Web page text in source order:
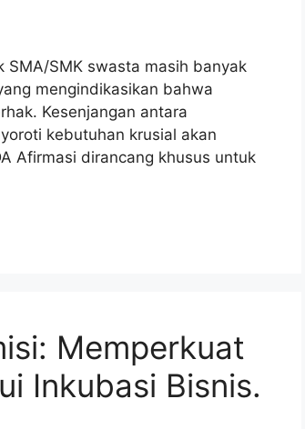
SMA/SMK swasta masih banyak
mengindikasikan bahwa
Kesenjangan antara
kebutuhan krusial akan
Afirmasi dirancang khusus untuk
Memperkuat
Inkubasi Bisnis.